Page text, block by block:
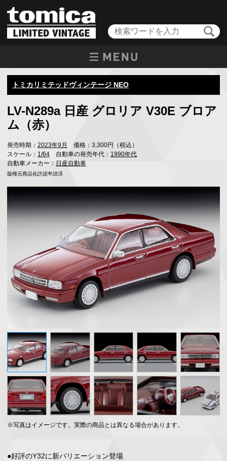
トミカリミテッドヴィンテージ NEO
LV-N289a 日産 グロリア V30E ブロア
ム（赤）
発売時期： 2023年9月
価格：3,300円（税込）
スケール： 1/64 自動車の発売年代： 1990年代
自動車メーカー： 日産自動車
版権元商品化許諾申請済
※写真はイメージです。実際の商品とは異なる場合があります。
●好評のY32に新バリエーション登場